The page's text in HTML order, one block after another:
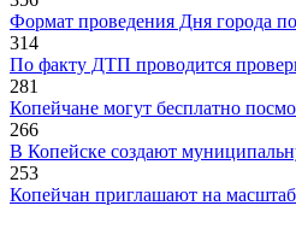
Формат проведения Дня города
314
По факту ДТП проводится
281
Копейчане могут бесплатно
266
В Копейске создают
253
Копейчан приглашают на